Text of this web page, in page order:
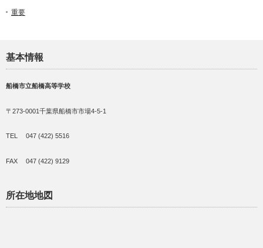
重要
基本情報
船橋市立船橋高等学校
〒273-0001千葉県船橋市市場4-5-1
TEL 047 (422) 5516
FAX 047 (422) 9129
所在地地図